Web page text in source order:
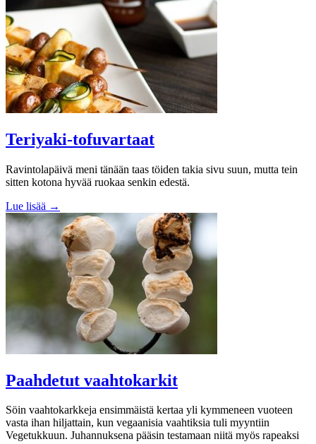
Teriyaki-tofuvartaat
Ravintolapäivä meni tänään taas töiden takia sivu suun, mutta tein
sitten kotona hyvää ruokaa senkin edestä.
Lue lisää →
Paahdetut vaahtokarkit
Söin vaahtokarkkeja ensimmäistä kertaa yli kymmeneen vuoteen
vasta ihan hiljattain, kun vegaanisia vaahtiksia tuli myyntiin
Vegetukkuun. Juhannuksena pääsin testamaan niitä myös rapeaksi